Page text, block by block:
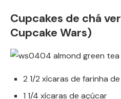
Cupcakes de chá
Cupcake Wars)
2 1/2 xícaras de farinha
1 1/4 xícaras de açúcar